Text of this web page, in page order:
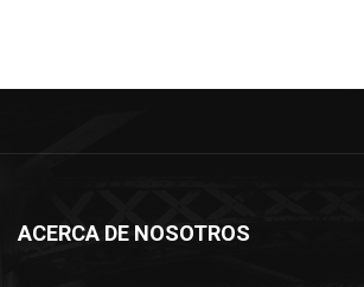
ACERCA DE NOSOTROS